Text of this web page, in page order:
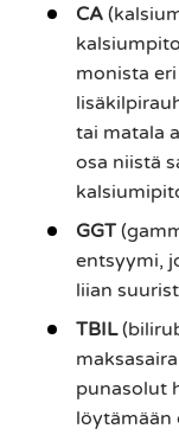
CA
monista
tai matala
osa niistä
GGT
entsyymi,
liian
TBIL
punasolut
löytämään